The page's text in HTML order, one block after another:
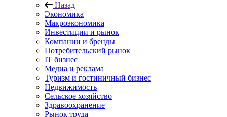
Назад
Экономика
Макроэкономика
Инвестиции и рынок
Компании и бренды
Потребительский рынок
IT бизнес
Медиа и реклама
Туризм и гостиничный бизнес
Недвижимость
Сельское хозяйство
Здравоохранение
Рынок труда